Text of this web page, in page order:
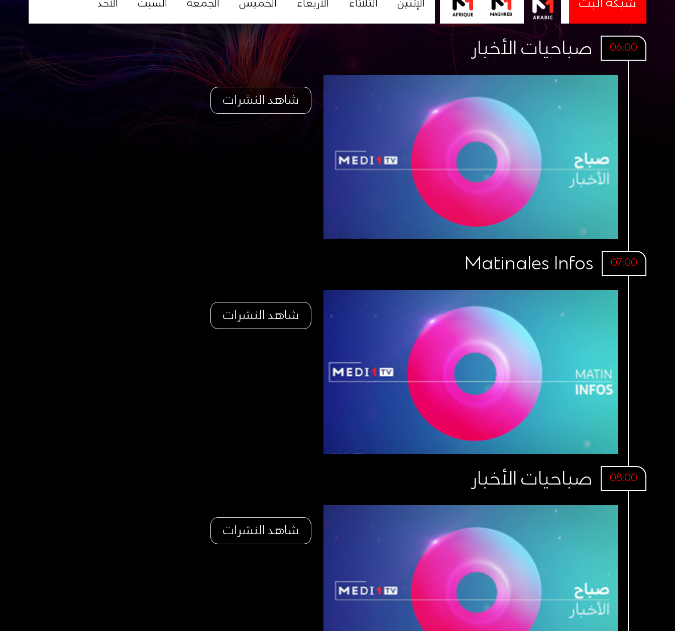
الإثنين الثلاثاء الأربعاء الخميس الجمعة السبت الأحد
06:00 صباحيات الأخبار
شاهد النشرات
07:00
Matinales Infos
شاهد النشرات
08:00 صباحيات الأخبار
شاهد النشرات